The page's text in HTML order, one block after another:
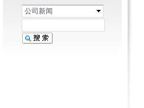
公司新闻